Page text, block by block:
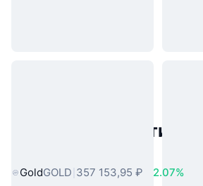
Популярные активы
GoldGOLD 357 153,95 ₽
2.07%